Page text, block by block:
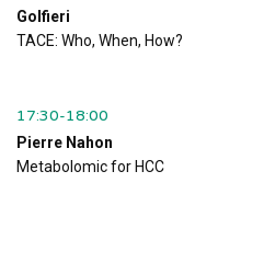
Golfieri
TACE: Who, When, How?
17:30-18:00
Pierre Nahon
Metabolomic for HCC